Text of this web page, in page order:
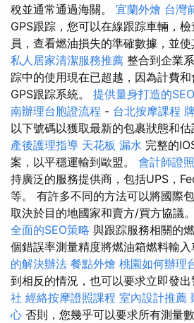
稅並通常通過海關。 宜蘭外燴 台灣
GPS跟踪，您可以在線跟踪車輛，
員，查看燃油損失的準確數據，並使
私人居家清潔服務推薦 整合到企業
踪中的使用現在已超越，因為計費
GPS跟踪系統。 提供量身打造的
南辦理台胞證流程 - 台北按摩課程
以下號碼以獲取最新的包裹狀態和估
產後護理指導 天花板 漏水 完整的
案，以平穩運輸到歐盟。 會計師證照
持廣泛的服務提供商，包括UPS，
等。 有許多不同的方法可以將國際
取決於目的地國家和賣方/買方協議。
全面的SEO策略 與跟踪服務相關的
個錯誤率測量精度將燃油箱燃料輸入
的解決辦法 餐點外燴 桃園如何辦理
到相反的情況，也可以要求立即發出
社 經絡按摩證照課程 室內設計推薦
心 否則，您幾乎可以要求所有測量